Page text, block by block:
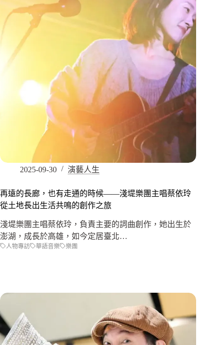
2025-09-30 演藝人生
再遠的長廊，也有走通的時候——淺堤樂團主唱蔡依玲
從土地長出生活共鳴的創作之旅
淺堤樂團主唱蔡依玲，負責主要的詞曲創作，她出生於
澎湖，成長於高雄，如今定居臺北…
人物專訪 華語音樂 樂團